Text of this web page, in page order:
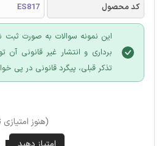
کد محصول
ES817
این نمونه سوالات به صورت
برداری و انتشار غیر قانونی
تذکر قبلی، پیگرد قانونی در پی
(هنوز